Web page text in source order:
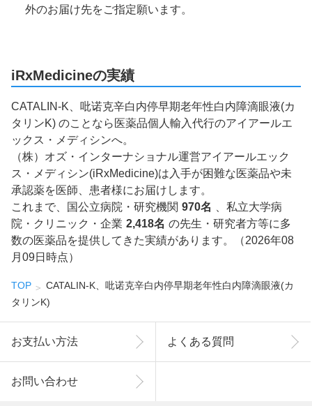
外のお届け先をご指定願います。
iRxMedicineの実績
CATALIN-K、吡诺克辛白内停早期老年性白内障滴眼液(カ
タリンK) のことなら医薬品個人輸入代行のアイアールエ
ックス・メディシンへ。
（株）オズ・インターナショナル運営アイアールエック
ス・メディシン(iRxMedicine)は入手が困難な医薬品や未
承認薬を医師、患者様にお届けします。
これまで、国公立病院・研究機関 970名
、私立大学病
院・クリニック・企業 2,418名 の先生・研究者方等に多
数の医薬品を提供してきた実績があります。（2026年08
月09日時点）
TOP
CATALIN-K、吡诺克辛白内停早期老年性白内障滴眼液(カ
タリンK)
お支払い方法 よくある質問
お問い合わせ